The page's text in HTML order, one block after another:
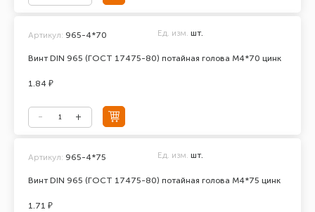
Винт DIN 965 (ГОСТ 17475-80) потайная голова М4*70 цинк
Артикул: 965-4*70 Ед. изм. шт.
1.84 ₽
Винт DIN 965 (ГОСТ 17475-80) потайная голова М4*75 цинк
Артикул: 965-4*75 Ед. изм. шт.
1.71 ₽